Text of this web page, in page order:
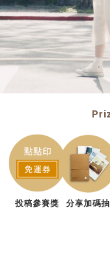
投稿參賽獎 分享加碼抽